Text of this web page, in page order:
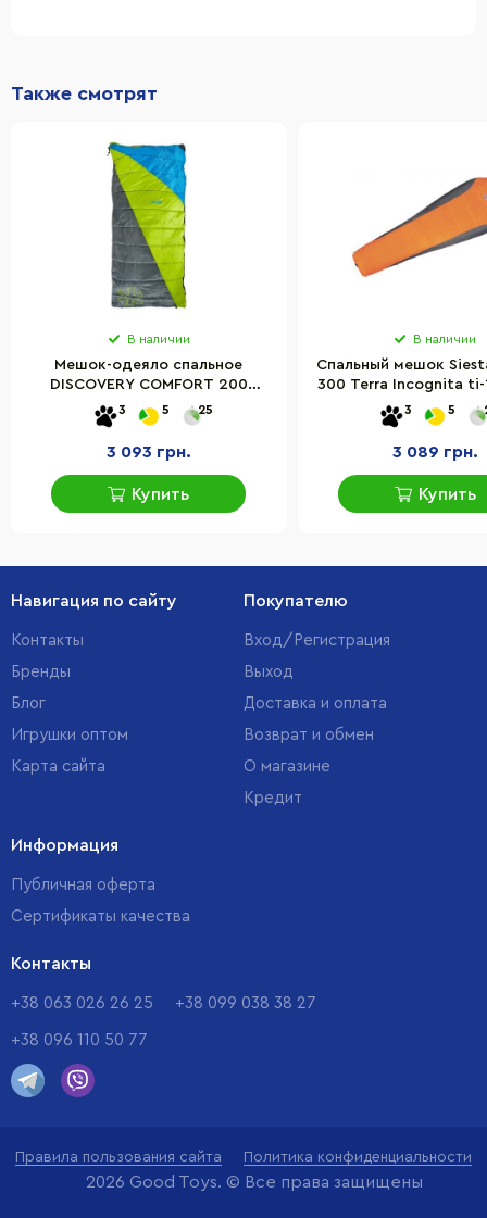
Также смотрят
В наличии
Мешок-одеяло спальное
DISCOVERY COMFORT 200
Norfin NFL-30229
3 5 25
3 093 грн.
Купить
В наличии
Спальный мешок
300 Terra Incognita ti-
3 5
3 089 грн.
Купить
Навигация по сайту
Контакты
Бренды
Блог
Игрушки оптом
Карта сайта
Покупателю
Вход/Регистрация
Выход
Доставка и оплата
Возврат и обмен
О магазине
Кредит
Информация
Публичная оферта
Сертификаты качества
Контакты
+38 063 026 26 25 +38 099 038 38 27
+38 096 110 50 77
Правила пользования сайта Политика конфиденциальности
2026 Good Toys. © Все права защищены